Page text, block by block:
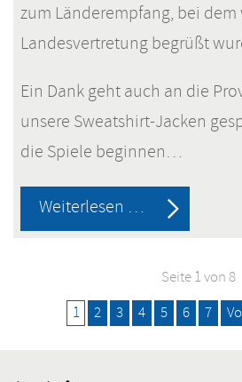
zum Länderempfang, bei
Landesvertretung begrüßt
Ein Dank geht auch an die
unsere Sweatshirt-Jacken
die Spiele beginnen…
Weiterlesen … Berlin,
Berlin,
wir
fahren
nach
Seite 1 von 8
1
2 3 4 5 6 7